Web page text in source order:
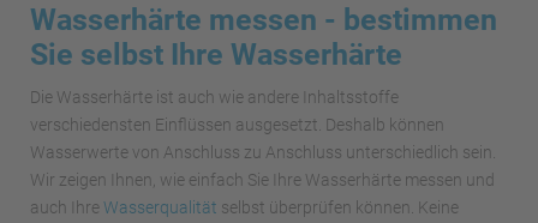
Wasserhärte messen - bestimmen
Sie selbst Ihre Wasserhärte
Die Wasserhärte ist auch wie andere Inhaltsstoffe
verschiedensten Einflüssen ausgesetzt. Deshalb können
Wasserwerte von Anschluss zu Anschluss unterschiedlich sein.
Wir zeigen Ihnen, wie einfach Sie Ihre Wasserhärte messen und
auch IhreWasserqualität selbst überprüfen können. Keine